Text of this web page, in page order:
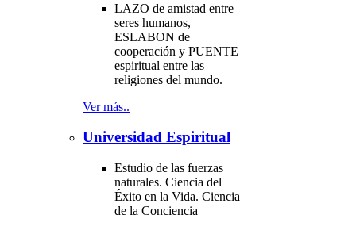
LAZO de amistad entre
seres humanos,
ESLABON de
cooperación y PUENTE
espiritual entre las
religiones del mundo.
Ver más..
Universidad Espiritual
Estudio de las fuerzas
naturales. Ciencia del
Éxito en la Vida. Ciencia
de la Conciencia